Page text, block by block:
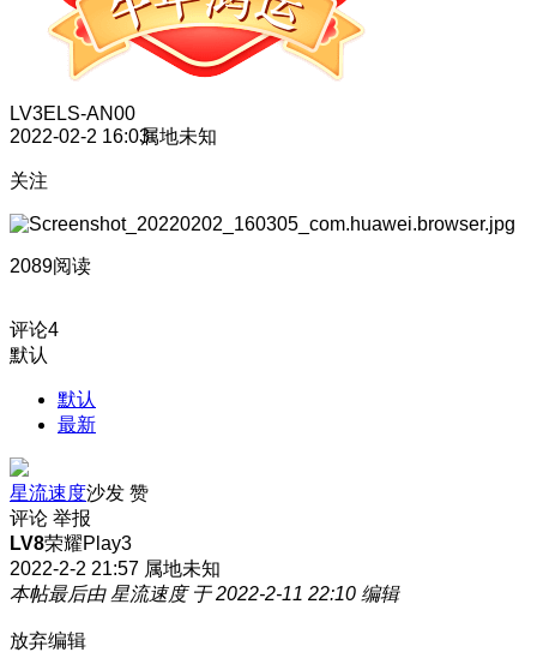
LV3ELS-AN00
2022-02-2 16:03属地未知
关注
2089阅读
评论4
默认
默认
最新
星流速度沙发 赞
评论 举报
LV8荣耀Play3
2022-2-2 21:57 属地未知
本帖最后由 星流速度 于 2022-2-11 22:10 编辑
放弃编辑